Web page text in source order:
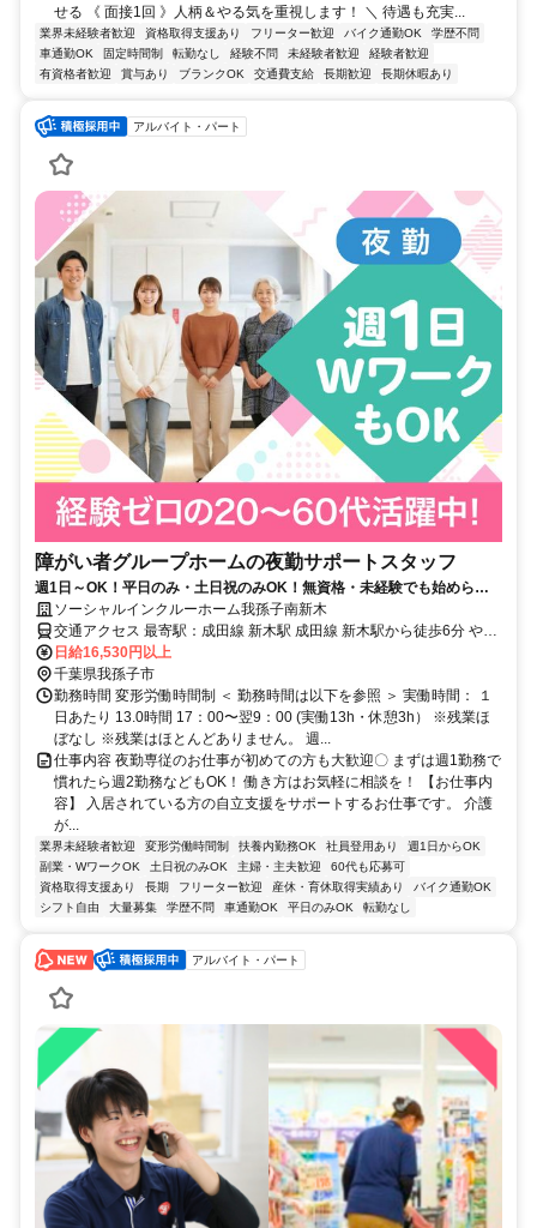
せる 《 面接1回 》人柄＆やる気を重視します！ ＼ 待遇も充実...
業界未経験者歓迎 資格取得支援あり フリーター歓迎 バイク通勤OK
学歴不問
車通勤OK
固定時間制 転勤なし 経験不問 未経験者歓迎
経験者歓迎
有資格者歓迎
賞与あり ブランクOK 交通費支給 長期歓迎 長期休暇あり
アルバイト・パート
障がい者グループホームの夜勤サポートスタッフ
週1日～OK！平日のみ・土日祝のみOK！無資格・未経験でも始められ
ます。目の前の人に喜んでいただくことに、一生懸命になれる仕事で
す。
ソーシャルインクルーホーム我孫子南新木
交通アクセス 最寄駅：成田線 新木駅 成田線 新木駅から徒歩6分 やす
らぎの道沿い
日給16,530円以上
千葉県我孫子市
勤務時間 変形労働時間制 ＜ 勤務時間は以下を参照 ＞ 実働時間： １
日あたり 13.0時間 17：00〜翌9：00 (実働13h・休憩3h） ※残業ほ
ぼなし ※残業はほとんどありません。 週...
仕事内容 夜勤専従のお仕事が初めての方も大歓迎〇 まずは週1勤務で
慣れたら週2勤務などもOK！ 働き方はお気軽に相談を！ 【お仕事内
容】 入居されている方の自立支援をサポートするお仕事です。 介護
が...
業界未経験者歓迎 変形労働時間制 扶養内勤務OK 社員登用あり
週1日からOK
副業・WワークOK
土日祝のみOK 主婦・主夫歓迎
60代も応募可
資格取得支援あり
長期 フリーター歓迎 産休・育休取得実績あり
バイク通勤OK
シフト自由
大量募集 学歴不問 車通勤OK 平日のみOK 転勤なし
アルバイト・パート